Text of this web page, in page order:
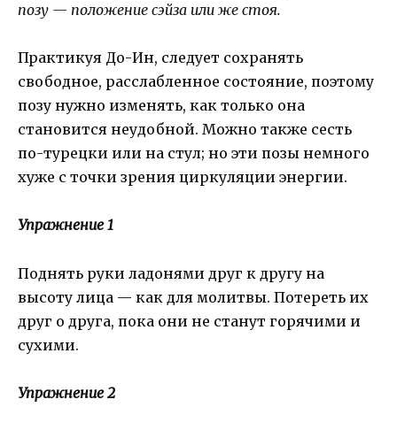
позу — положение сэйза или же стоя.
Практикуя До-Ин, следует сохранять
свободное, расслабленное состояние, поэтому
позу нужно изменять, как только она
становится неудобной. Можно также сесть
по-турецки или на стул; но эти позы немного
хуже с точки зрения циркуляции энергии.
Упражнение 1
Поднять руки ладонями друг к другу на
высоту лица — как для молитвы. Потереть их
друг о друга, пока они не станут горячими и
сухими.
Упражнение 2